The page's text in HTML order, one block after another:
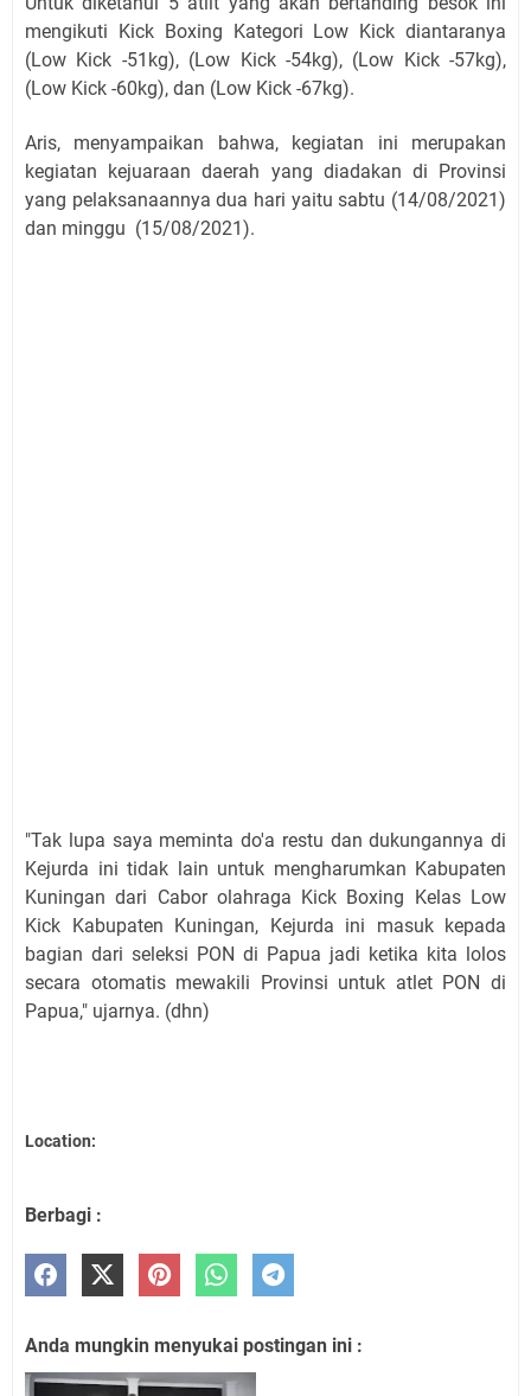
mengikuti Kick Boxing Kategori Low Kick diantaranya
(Low Kick -51kg), (Low Kick -54kg), (Low Kick -57kg),
(Low Kick -60kg), dan (Low Kick -67kg).
Aris, menyampaikan bahwa, kegiatan ini merupakan
kegiatan kejuaraan daerah yang diadakan di Provinsi
yang pelaksanaannya dua hari yaitu sabtu (14/08/2021)
dan minggu (15/08/2021).
"Tak lupa saya meminta do'a restu dan dukungannya di
Kejurda ini tidak lain untuk mengharumkan Kabupaten
Kuningan dari Cabor olahraga Kick Boxing Kelas Low
Kick Kabupaten Kuningan, Kejurda ini masuk kepada
bagian dari seleksi PON di Papua jadi ketika kita lolos
secara otomatis mewakili Provinsi untuk atlet PON di
Papua," ujarnya. (dhn)
Location:
Berbagi :
Anda mungkin menyukai postingan ini :